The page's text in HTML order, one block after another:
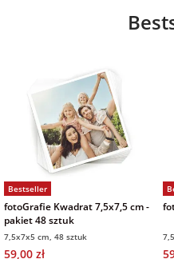
Bestseller
fotoGrafie Kwadrat 7,5x7,5 cm -
pakiet 48 sztuk
7,5x7x5 cm, 48 sztuk
59,00 zł